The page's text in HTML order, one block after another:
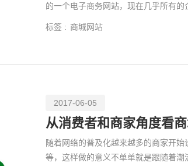
的一个电子商务网站，现在几乎所有的
标签 : 商城网站
2017-06-05
随着网络的普及化越来越多的商家开
等，这样做的意义不单单就是跟随着潮